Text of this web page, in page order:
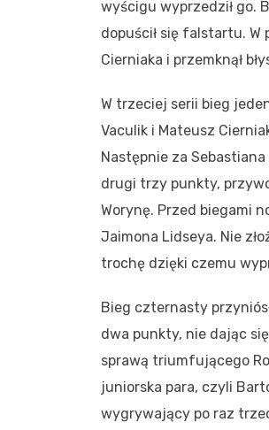
wyścigu wyprzedził go.
dopuścił się falstartu. W
Cierniaka i przemknął
W trzeciej serii bieg
Vaculik i Mateusz
Następnie za
drugi trzy punkty,
Worynę. Przed biegami
Jaimona Lidseya. Nie
trochę dzięki czemu
Bieg czternasty
dwa punkty, nie dając
sprawą triumfującego
juniorska para, czyli
wygrywający po raz